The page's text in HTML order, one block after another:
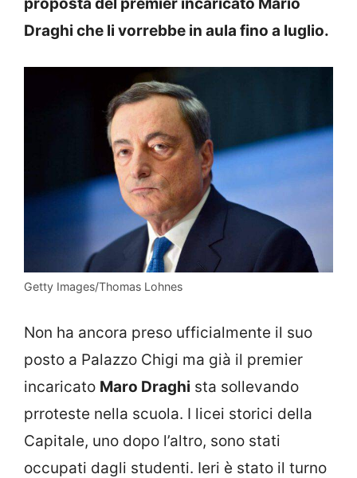
Draghi che li vorrebbe in aula fino a luglio.
Getty Images/Thomas Lohnes
Non ha ancora preso ufficialmente il suo
posto a Palazzo Chigi ma già il premier
incaricato Maro Draghi sta sollevando
prroteste nella scuola. I licei storici della
Capitale, uno dopo l’altro, sono stati
occupati dagli studenti. Ieri è stato il turno